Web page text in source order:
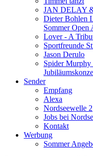
JAN DELAY
Dieter Bohlen
Sommer Open
Lover - A
Sportfreunde
Jason Derulo
Spider Murphy
Sender
Empfang
Alexa
Nordseewelle 2
Jobs bei
Kontakt
Werbung
Sommer